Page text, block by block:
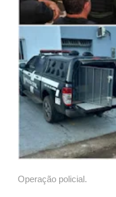
Operação policial.